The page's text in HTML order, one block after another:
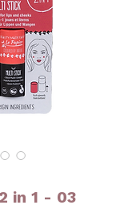
in 1 - 03